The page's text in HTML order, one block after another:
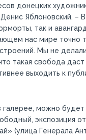
донецких
Яблоновский. –
так и
нас мире точно
Мы не
такая свобода даст
выходить к
галерее, можно
экспозиция
(улица Генерала